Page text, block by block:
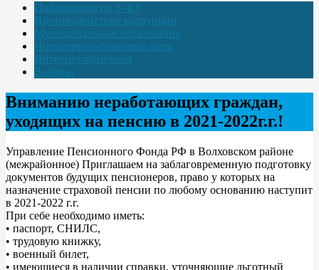
Информация по 8-ФЗ
Противодействие коррупции
Муниципальные образования
Нормативно-правовые акты
Интернет-приёмная
Выборы
Вниманию неработающих граждан,
уходящих на пенсию в 2021-2022г.г.!
Управление Пенсионного Фонда РФ в Волховском районе
(межрайонное) Приглашаем на заблаговременную подготовку
документов будущих пенсионеров, право у которых на
назначение страховой пенсии по любому основанию наступит
в 2021-2022 г.г.
При себе необходимо иметь:
• паспорт, СНИЛС,
• трудовую книжку,
• военный билет,
• имеющиеся в наличии справки, уточняющие льготный